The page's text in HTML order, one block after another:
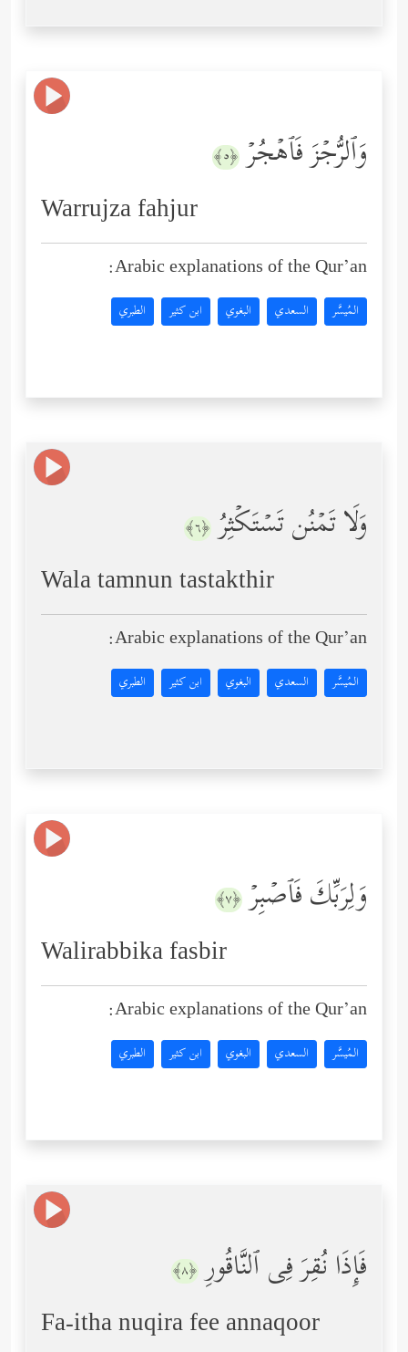
وَٱلرُّجۡزَ فَٱهۡجُرۡ ﴿٥﴾
Warrujza fahjur
Arabic explanations of the Qur’an:
المُيسَّر السعدي البغوي ابن كثير الطبري
وَلَا تَمۡنُن تَسۡتَكۡثِرُ ﴿٦﴾
Wala tamnun tastakthir
Arabic explanations of the Qur’an:
المُيسَّر السعدي البغوي ابن كثير الطبري
وَلِرَبِّكَ فَٱصۡبِرۡ ﴿٧﴾
Walirabbika fasbir
Arabic explanations of the Qur’an:
المُيسَّر السعدي البغوي ابن كثير الطبري
فَإِذَا نُقِرَ فِی ٱلنَّاقُورِ ﴿٨﴾
Fa-itha nuqira fee annaqoor